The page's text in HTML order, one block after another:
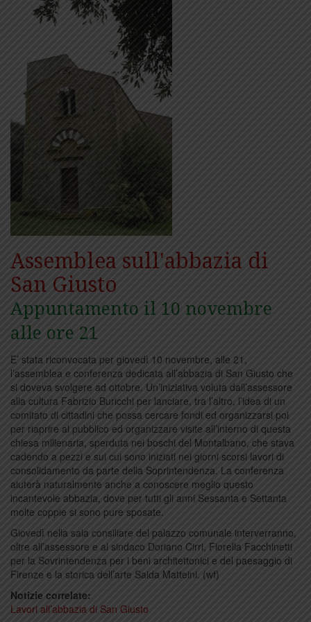
Assemblea sull'abbazia di
San Giusto
Appuntamento il 10 novembre
alle ore 21
E’ stata riconvocata per giovedì 10 novembre, alle 21,
l’assemblea e conferenza dedicata all’abbazia di San Giusto che
si doveva svolgere ad ottobre. Un’iniziativa voluta dall’assessore
alla cultura Fabrizio Buricchi per lanciare, tra l’altro, l’idea di un
comitato di cittadini che possa cercare fondi ed organizzarsi poi
per riaprire al pubblico ed organizzare visite all’interno di questa
chiesa millenaria, sperduta nei boschi del Montalbano, che stava
cadendo a pezzi e sui cui sono iniziati nei giorni scorsi lavori di
consolidamento da parte della Soprintendenza. La conferenza
aiuterà naturalmente anche a conoscere meglio questo
incantevole abbazia, dove per tutti gli anni Sessanta e Settanta
molte coppie si sono pure sposate.
Giovedì nella sala consiliare del palazzo comunale interverranno,
oltre all’assessore e al sindaco Doriano Cirri, Fiorella Facchinetti
per la Sovrintendenza per i beni architettonici e del paesaggio di
Firenze e la storica dell’arte Saida Matteini. (wf)
Notizie correlate:
Lavori all’abbazia di San Giusto